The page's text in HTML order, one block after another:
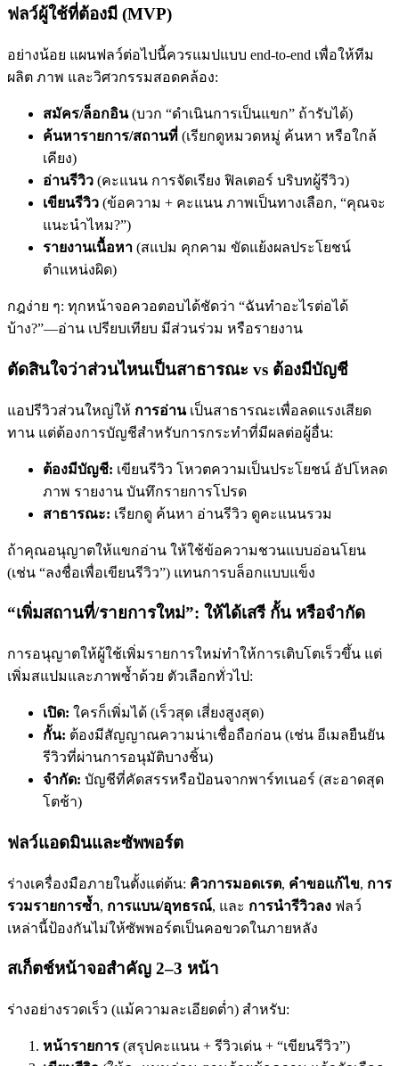
ฟลว์ผู้ใช้ที่ต้องมี (MVP)
อย่างน้อย แผนฟลว์ต่อไปนี้ควรแมปแบบ end-to-end เพื่อให้ทีม
ผลิต ภาพ และวิศวกรรมสอดคล้อง:
สมัคร/ล็อกอิน(บวก “ดำเนินการเป็นแขก” ถ้ารับได้)
ค้นหารายการ/สถานที่ (เรียกดูหมวดหมู่ ค้นหา หรือใกล้
เคียง)
อ่านรีวิว (คะแนน การจัดเรียง ฟิลเตอร์ บริบทผู้รีวิว)
เขียนรีวิว (ข้อความ + คะแนน ภาพเป็นทางเลือก, “คุณจะ
แนะนำไหม?”)
รายงานเนื้อหา (สแปม คุกคาม ขัดแย้งผลประโยชน์
ตำแหน่งผิด)
กฎง่าย ๆ: ทุกหน้าจอควอตอบได้ชัดว่า “ฉันทำอะไรต่อได้
บ้าง?”—อ่าน เปรียบเทียบ มีส่วนร่วม หรือรายงาน
ตัดสินใจว่าส่วนไหนเป็นสาธารณะ vs ต้องมีบัญชี
แอปรีวิวส่วนใหญ่ให้ การอ่านเป็นสาธารณะเพื่อลดแรงเสียด
ทาน แต่ต้องการบัญชีสำหรับการกระทำที่มีผลต่อผู้อื่น:
ต้องมีบัญชี: เขียนรีวิว โหวตความเป็นประโยชน์ อัปโหลด
ภาพ รายงาน บันทึกรายการโปรด
สาธารณะ: เรียกดู ค้นหา อ่านรีวิว ดูคะแนนรวม
ถ้าคุณอนุญาตให้แขกอ่าน ให้ใช้ข้อความชวนแบบอ่อนโยน
(เช่น “ลงชื่อเพื่อเขียนรีวิว”) แทนการบล็อกแบบแข็ง
“เพิ่มสถานที่/รายการใหม่”: ให้ได้เสรี กั้น หรือจำกัด
การอนุญาตให้ผู้ใช้เพิ่มรายการใหม่ทำให้การเติบโตเร็วขึ้น แต่
เพิ่มสแปมและภาพซ้ำด้วย ตัวเลือกทั่วไป:
เปิด: ใครก็เพิ่มได้ (เร็วสุด เสี่ยงสูงสุด)
กั้น: ต้องมีสัญญาณความน่าเชื่อถือก่อน (เช่น อีเมลยืนยัน
รีวิวที่ผ่านการอนุมัติบางชิ้น)
จำกัด: บัญชีที่คัดสรรหรือป้อนจากพาร์ทเนอร์ (สะอาดสุด
โตช้า)
ฟลว์แอดมินและซัพพอร์ต
ร่างเครื่องมือภายในตั้งแต่ต้น: คิวการมอดเรต, คำขอแก้ไข, การ
รวมรายการซ้ำ, การแบน/อุทธรณ์, และ การนำรีวิวลง ฟลว์
เหล่านี้ป้องกันไม่ให้ซัพพอร์ตเป็นคอขวดในภายหลัง
สเก็ตช์หน้าจอสำคัญ 2–3 หน้า
ร่างอย่างรวดเร็ว (แม้ความละเอียดต่ำ) สำหรับ:
หน้ารายการ (สรุปคะแนน + รีวิวเด่น + “เขียนรีวิว”)